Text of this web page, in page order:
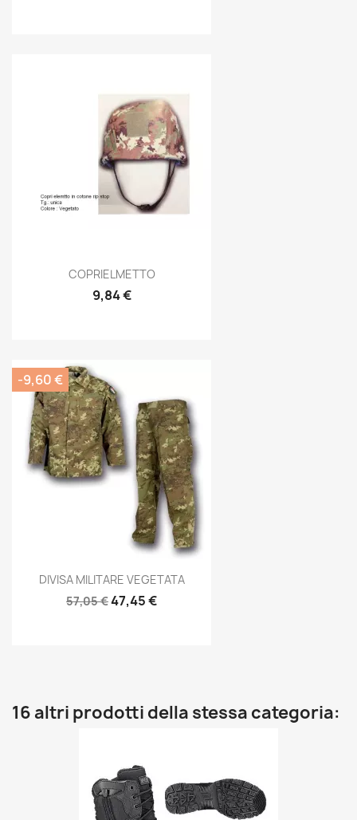
Anteprima
COPRIELMETTO
9,84 €
Anteprima
DIVISA MILITARE VEGETATA
57,05 €47,45 €
-9,60 €
16 altri prodotti della stessa categoria: